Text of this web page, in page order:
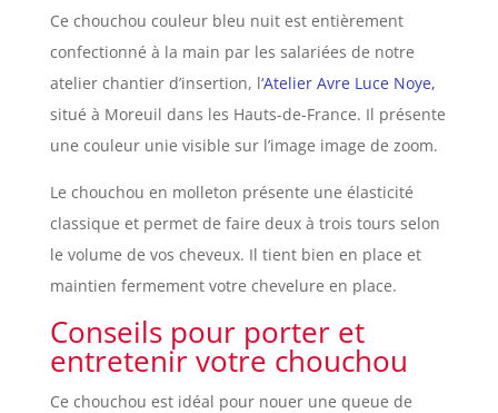
Ce chouchou couleur bleu nuit est entièrement
confectionné à la main par les salariées de notre
atelier chantier d’insertion, l‘Atelier Avre Luce Noye,
situé à Moreuil dans les Hauts-de-France. Il présente
une couleur unie visible sur l’image image de zoom.
Le chouchou en molleton présente une élasticité
classique et permet de faire deux à trois tours selon
le volume de vos cheveux. Il tient bien en place et
maintien fermement votre chevelure en place.
Conseils pour porter et
entretenir votre chouchou
Ce chouchou est idéal pour nouer une queue de